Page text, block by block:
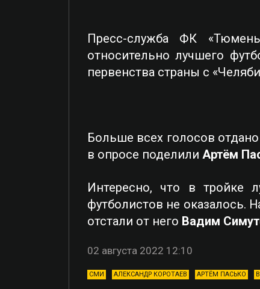
Пресс-служба ФК
относительно лучшего
первенства страны с
Больше всех голосов
в опросе поделили Артём
Интересно, что в тройке
футболистов не оказалось.
отстали от него Вадим
02 августа 2022 12:10
СМИ АЛЕКСАНДР КОРОТАЕВ АРТЁМ ПАСЬКО